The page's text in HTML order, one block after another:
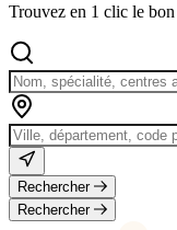
Trouvez en 1 clic le
Rechercher
Rechercher